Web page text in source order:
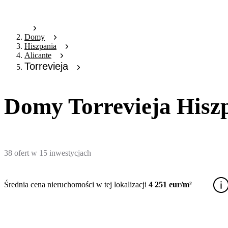
Domy
Hiszpania
Alicante
Torrevieja
Domy Torrevieja
38 ofert w 15 inwestycjach
Średnia cena nieruchomości w tej lokalizacji 4 251 eur/m²